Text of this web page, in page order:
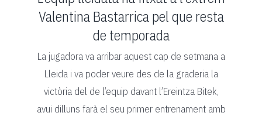
Valentina Bastarrica pel que resta
de temporada
La jugadora va arribar aquest cap de setmana a
Lleida i va poder veure des de la graderia la
victòria del de l’equip davant l’Ereintza Bitek,
avui dilluns farà el seu primer entrenament amb